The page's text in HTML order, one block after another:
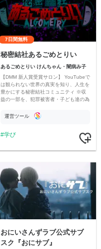
7日間無料
秘密結社あるごめとりい
あるごめとりい けんちゃん・闇病み子
【DMM 新人賞受賞サロン】 YouTubeで
は観られない世界の真実を知り、人生を
豊かにする秘密結社コミュニティ ※収
益の一部を、犯罪被害者・子ども達の為
す運営ツール
学び
おにいさんずラブ公式サブ
スク『おにサブ』